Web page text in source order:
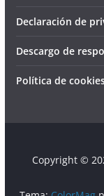
Declaración de
Descargo de
Política de
Copyright ©